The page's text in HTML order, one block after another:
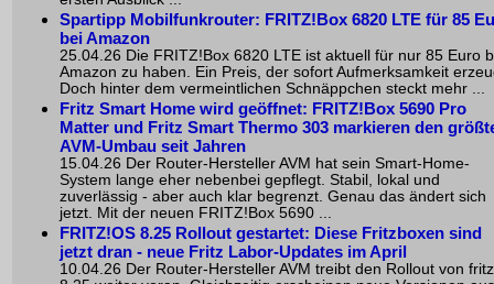
Spartipp Mobilfunkrouter: FRITZ!Box 6820 LTE für 85
bei Amazon
25.04.26 Die FRITZ!Box 6820 LTE ist aktuell für nur 85 Euro
Amazon zu haben. Ein Preis, der sofort Aufmerksamkeit
Doch hinter dem vermeintlichen Schnäppchen steckt mehr ...
Fritz Smart Home wird geöffnet: FRITZ!Box 5690 Pro
Matter und Fritz Smart Thermo 303 markieren den
AVM-Umbau seit Jahren
15.04.26 Der Router-Hersteller AVM hat sein Smart-Home-
System lange eher nebenbei gepflegt. Stabil, lokal und
zuverlässig - aber auch klar begrenzt. Genau das ändert sich
jetzt. Mit der neuen FRITZ!Box 5690 ...
FRITZ!OS 8.25 Rollout gestartet: Diese Fritzboxen sind
jetzt dran - neue Fritz Labor-Updates im April
10.04.26 Der Router-Hersteller AVM treibt den Rollout von